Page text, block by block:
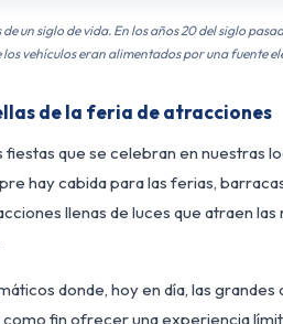
de un siglo de vida. En los años 20 del siglo
los vehículos eran alimentados por una fuente
de la feria de atracciones
fiestas que se celebran en nuestras
hay cabida para las ferias,
llenas de luces que atraen
donde, hoy en día, las
fin ofrecer una experiencia